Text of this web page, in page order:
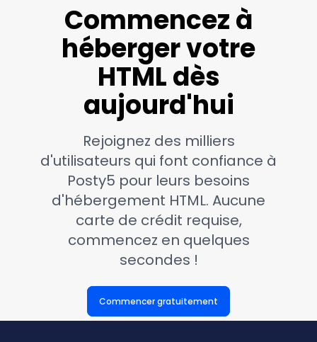
Commencez à
héberger votre
HTML dès
aujourd'hui
Rejoignez des milliers
d'utilisateurs qui font confiance à
Posty5 pour leurs besoins
d'hébergement HTML. Aucune
carte de crédit requise,
commencez en quelques
secondes !
Commencer gratuitement